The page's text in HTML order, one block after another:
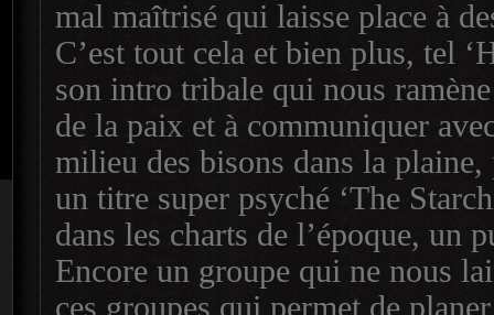
mal maîtrisé qui laisse place à
C’est tout cela et bien plus, tel
son intro tribale qui nous
de la paix et à communiquer
milieu des bisons dans la
un titre super psyché ‘The
dans les charts de l’époque, un
Encore un groupe qui ne nous
ces groupes qui permet de